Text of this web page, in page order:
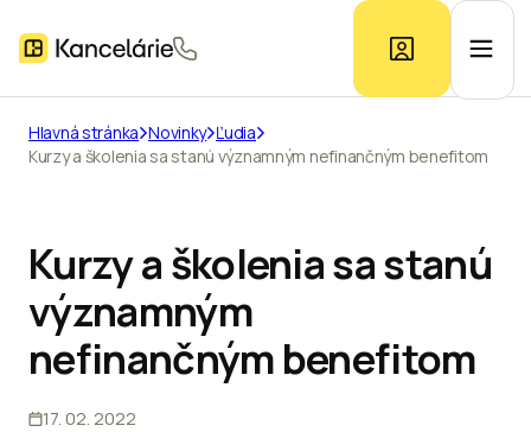
Ponuka kancelárií
Prieskum trhu
Hlavná stránka Novinky Ľudia
Kurzy a školenia sa stanú významným nefinančným benefitom
Kurzy a školenia sa stanú
významným
nefinančným benefitom
17. 02. 2022